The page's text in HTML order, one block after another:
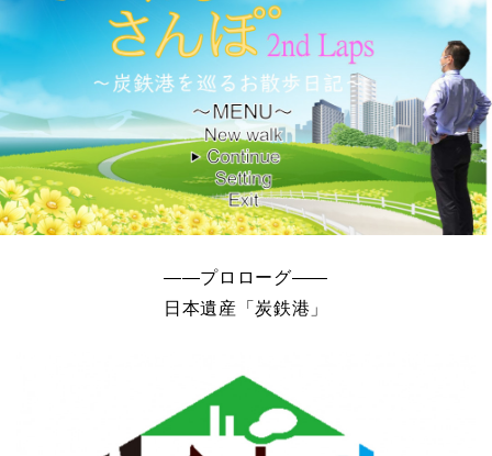
――プロローグ――
日本遺産「炭鉄港」